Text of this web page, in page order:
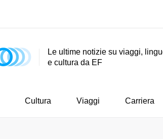
Programmi
Le ultime notizie su viaggi,
e cultura da EF
Cultura Viaggi Carriera